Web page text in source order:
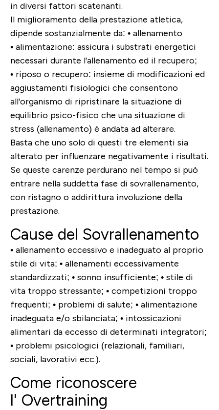
in diversi fattori scatenanti.
Il miglioramento della prestazione atletica,
dipende sostanzialmente da: • allenamento
• alimentazione: assicura i substrati energetici
necessari durante l'allenamento ed il recupero;
• riposo o recupero: insieme di modificazioni ed
aggiustamenti fisiologici che consentono
all'organismo di ripristinare la situazione di
equilibrio psico-fisico che una situazione di
stress (allenamento) è andata ad alterare.
Basta che uno solo di questi tre elementi sia
alterato per influenzare negativamente i risultati.
Se queste carenze perdurano nel tempo si può
entrare nella suddetta fase di sovrallenamento,
con ristagno o addirittura involuzione della
prestazione.
Cause del Sovrallenamento
• allenamento eccessivo e inadeguato al proprio
stile di vita; • allenamenti eccessivamente
standardizzati; • sonno insufficiente; • stile di
vita troppo stressante; • competizioni troppo
frequenti; • problemi di salute; • alimentazione
inadeguata e/o sbilanciata; • intossicazioni
alimentari da eccesso di determinati integratori;
• problemi psicologici (relazionali, familiari,
sociali, lavorativi ecc.).
Come riconoscere
l' Overtraining